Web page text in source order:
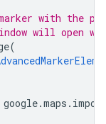
with the
will open
(
google.maps .